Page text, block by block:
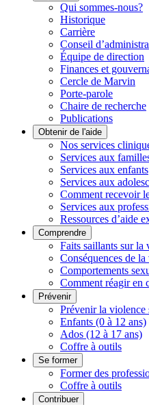
Qui sommes-nous?
Historique
Carrière
Conseil
Équipe de direction
Finances et
Cercle de Marvin
Porte-parole
Chaire de recherche
Publications
Obtenir de l'aide
Nos services
Services aux
Services aux enfants
Services aux
Comment recevoir
Services aux
Ressources d’aide
Comprendre
Faits saillants sur la
Conséquences de
Comportements
Comment réagir en
Prévenir
Prévenir la violence
Enfants (0 à 12 ans)
Ados (12 à 17 ans)
Coffre à outils
Se former
Former des
Coffre à outils
Contribuer